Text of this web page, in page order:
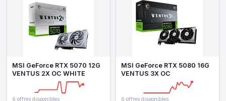
MSI GeForce RTX 5070 12G
VENTUS 2X OC WHITE
6 offres disponibles
MSI GeForce RTX 5080 16G
VENTUS 3X OC
6 offres disponibles